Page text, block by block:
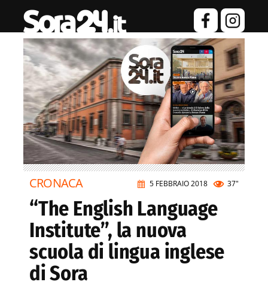
5 FEBBRAIO 2018 37"
CRONACA
“The English Language
Institute”, la nuova
scuola di lingua inglese
di Sora